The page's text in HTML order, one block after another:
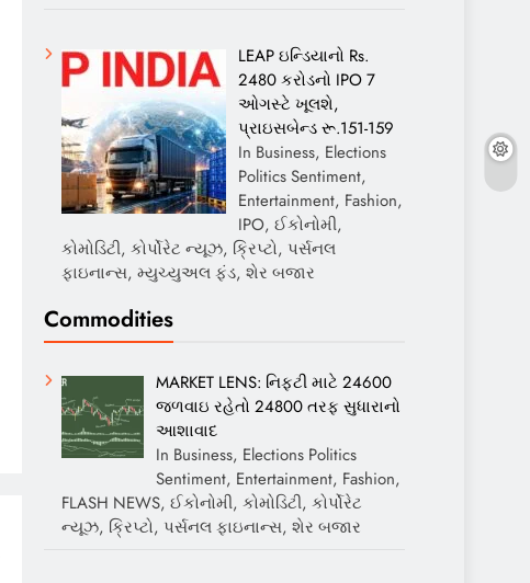
LEAP ઇન્ડિયાનો Rs.
2480 કરોડનો IPO 7
ઓગસ્ટે ખૂલશે,
પ્રાઇસબેન્ડ રૂ.151-159
In Business, Elections
Politics Sentiment,
Entertainment, Fashion,
IPO, ઈકોનોમી,
કોમોડિટી, કોર્પોરેટ ન્યૂઝ, ક્રિપ્ટો, પર્સનલ
ફાઇનાન્સ, મ્યુચ્યુઅલ ફંડ, શેર બજાર
Commodities
MARKET LENS: નિફ્ટી માટે 24600
જળવાઇ રહેતો 24800 તરફ સુધારાનો
આશાવાદ
In Business, Elections Politics
Sentiment, Entertainment, Fashion,
FLASH NEWS, ઈકોનોમી, કોમોડિટી, કોર્પોરેટ
ન્યૂઝ, ક્રિપ્ટો, પર્સનલ ફાઇનાન્સ, શેર બજાર